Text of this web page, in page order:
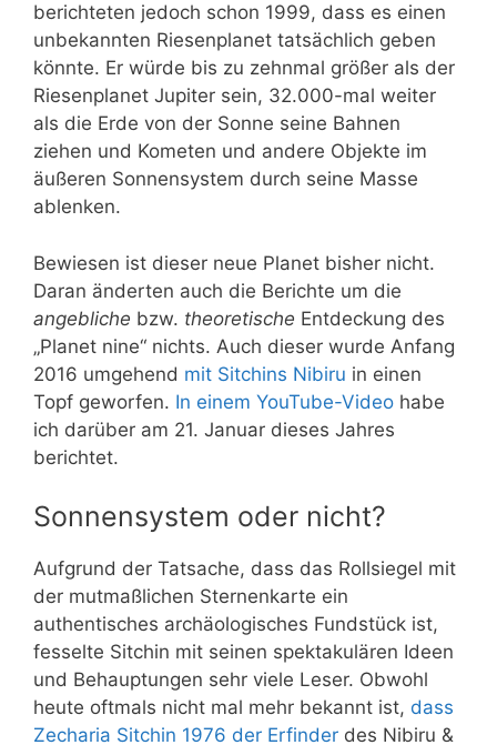
berichteten jedoch schon 1999, dass es einen
unbekannten Riesenplanet tatsächlich geben
könnte. Er würde bis zu zehnmal größer als der
Riesenplanet Jupiter sein, 32.000-mal weiter
als die Erde von der Sonne seine Bahnen
ziehen und Kometen und andere Objekte im
äußeren Sonnensystem durch seine Masse
ablenken.
Bewiesen ist dieser neue Planet bisher nicht.
Daran änderten auch die Berichte um die
angebliche bzw. theoretische Entdeckung des
„Planet nine“ nichts. Auch dieser wurde Anfang
2016 umgehend mit Sitchins Nibiru in einen
Topf geworfen. In einem YouTube-Video habe
ich darüber am 21. Januar dieses Jahres
berichtet.
Sonnensystem oder nicht?
Aufgrund der Tatsache, dass das Rollsiegel mit
der mutmaßlichen Sternenkarte ein
authentisches archäologisches Fundstück ist,
fesselte Sitchin mit seinen spektakulären Ideen
und Behauptungen sehr viele Leser. Obwohl
heute oftmals nicht mal mehr bekannt ist, dass
Zecharia Sitchin 1976 der Erfinder des Nibiru &